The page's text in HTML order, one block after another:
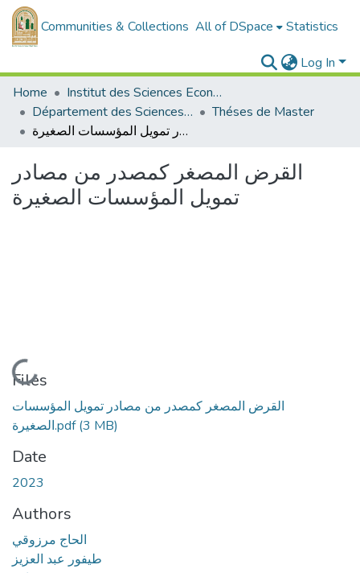
Communities & Collections All of DSpace Statistics
Log In
Home
Institut des Sciences Economiques, Commerciales et des Sciences de Gestion
Département des Sciences de Gestion
Théses de Master
القرض المصغر كمصدر من مصادر تمويل المؤسسات الصغيرة
القرض المصغر كمصدر من مصادر
تمويل المؤسسات الصغيرة
Loading...
Files
القرض المصغر كمصدر من مصادر تمويل المؤسسات
الصغيرة.pdf(3 MB)
Date
2023
Authors
الحاج مرزوقي
طيفور عبد العزيز